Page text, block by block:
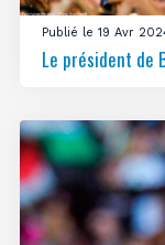
Publié le 19 Avr
Le président de